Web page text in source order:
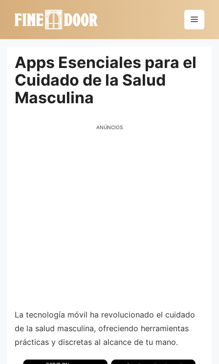
Menú
Apps Esenciales para el
Cuidado de la Salud
Masculina
ANÚNCIOS
La tecnología móvil ha revolucionado el cuidado
de la salud masculina, ofreciendo herramientas
prácticas y discretas al alcance de tu mano.